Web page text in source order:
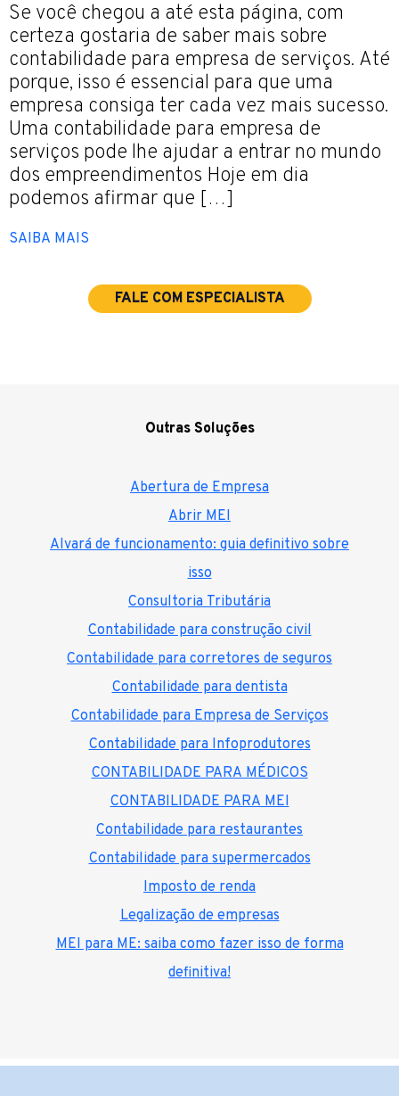
Se você chegou a até esta página, com
certeza gostaria de saber mais sobre
contabilidade para empresa de serviços. Até
porque, isso é essencial para que uma
empresa consiga ter cada vez mais sucesso.
Uma contabilidade para empresa de
serviços pode lhe ajudar a entrar no mundo
dos empreendimentos Hoje em dia
podemos afirmar que […]
SAIBA MAIS
FALE COM ESPECIALISTA
Outras Soluções
Abertura de Empresa
Abrir MEI
Alvará de funcionamento: guia definitivo sobre
isso
Consultoria Tributária
Contabilidade para construção civil
Contabilidade para corretores de seguros
Contabilidade para dentista
Contabilidade para Empresa de Serviços
Contabilidade para Infoprodutores
CONTABILIDADE PARA MÉDICOS
CONTABILIDADE PARA MEI
Contabilidade para restaurantes
Contabilidade para supermercados
Imposto de renda
Legalização de empresas
MEI para ME: saiba como fazer isso de forma
definitiva!